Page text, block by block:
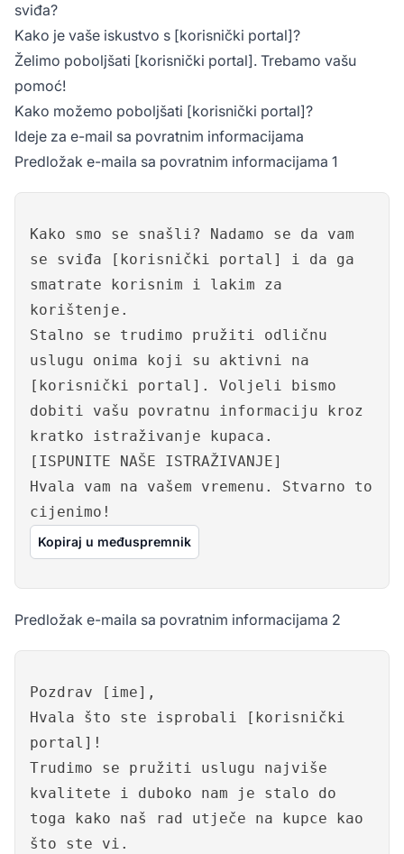
sviđa?
Kako je vaše iskustvo s [korisnički portal]?
Želimo poboljšati [korisnički portal]. Trebamo vašu
pomoć!
Kako možemo poboljšati [korisnički portal]?
Ideje za e-mail sa povratnim informacijama
Predložak e-maila sa povratnim informacijama 1
Kako smo se snašli? Nadamo se da vam
se sviđa [korisnički portal] i da ga
smatrate korisnim i lakim za
korištenje.
Stalno se trudimo pružiti odličnu
uslugu onima koji su aktivni na
[korisnički portal]. Voljeli bismo
dobiti vašu povratnu informaciju kroz
kratko istraživanje kupaca.
[ISPUNITE NAŠE ISTRAŽIVANJE]
Hvala vam na vašem vremenu. Stvarno to
cijenimo!
Kopiraj u međuspremnik
Predložak e-maila sa povratnim informacijama 2
Pozdrav [ime],
Hvala što ste isprobali [korisnički
portal]!
Trudimo se pružiti uslugu najviše
kvalitete i duboko nam je stalo do
toga kako naš rad utječe na kupce kao
što ste vi.